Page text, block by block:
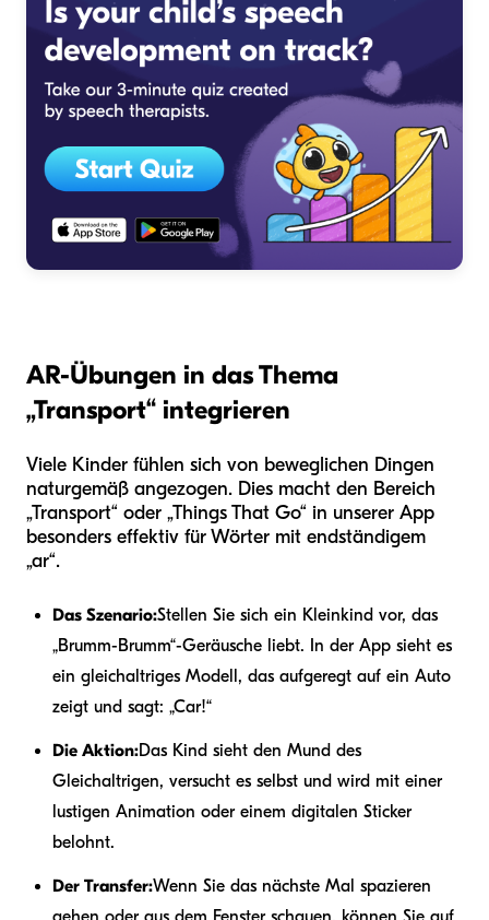
AR-Übungen in das Thema
„Transport“ integrieren
Viele Kinder fühlen sich von beweglichen Dingen
naturgemäß angezogen. Dies macht den Bereich
„Transport“ oder „Things That Go“ in unserer App
besonders effektiv für Wörter mit endständigem
„ar“.
Das Szenario:Stellen Sie sich ein Kleinkind vor, das
„Brumm-Brumm“-Geräusche liebt. In der App sieht es
ein gleichaltriges Modell, das aufgeregt auf ein Auto
zeigt und sagt: „Car!“
Die Aktion:Das Kind sieht den Mund des
Gleichaltrigen, versucht es selbst und wird mit einer
lustigen Animation oder einem digitalen Sticker
belohnt.
Der Transfer:Wenn Sie das nächste Mal spazieren